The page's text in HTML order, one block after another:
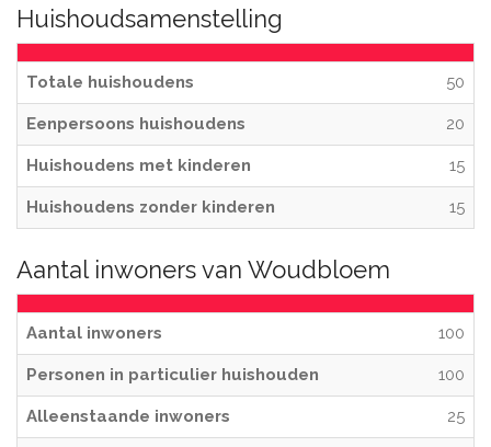
Huishoudsamenstelling
Totale huishoudens 50
Eenpersoons huishoudens 20
Huishoudens met kinderen 15
Huishoudens zonder kinderen 15
Aantal inwoners van Woudbloem
Aantal inwoners 100
Personen in particulier huishouden 100
Alleenstaande inwoners 25